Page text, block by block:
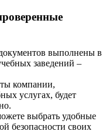
выполнены в
заведений –
компании,
услугах, будет
выбрать удобные
безопасности своих